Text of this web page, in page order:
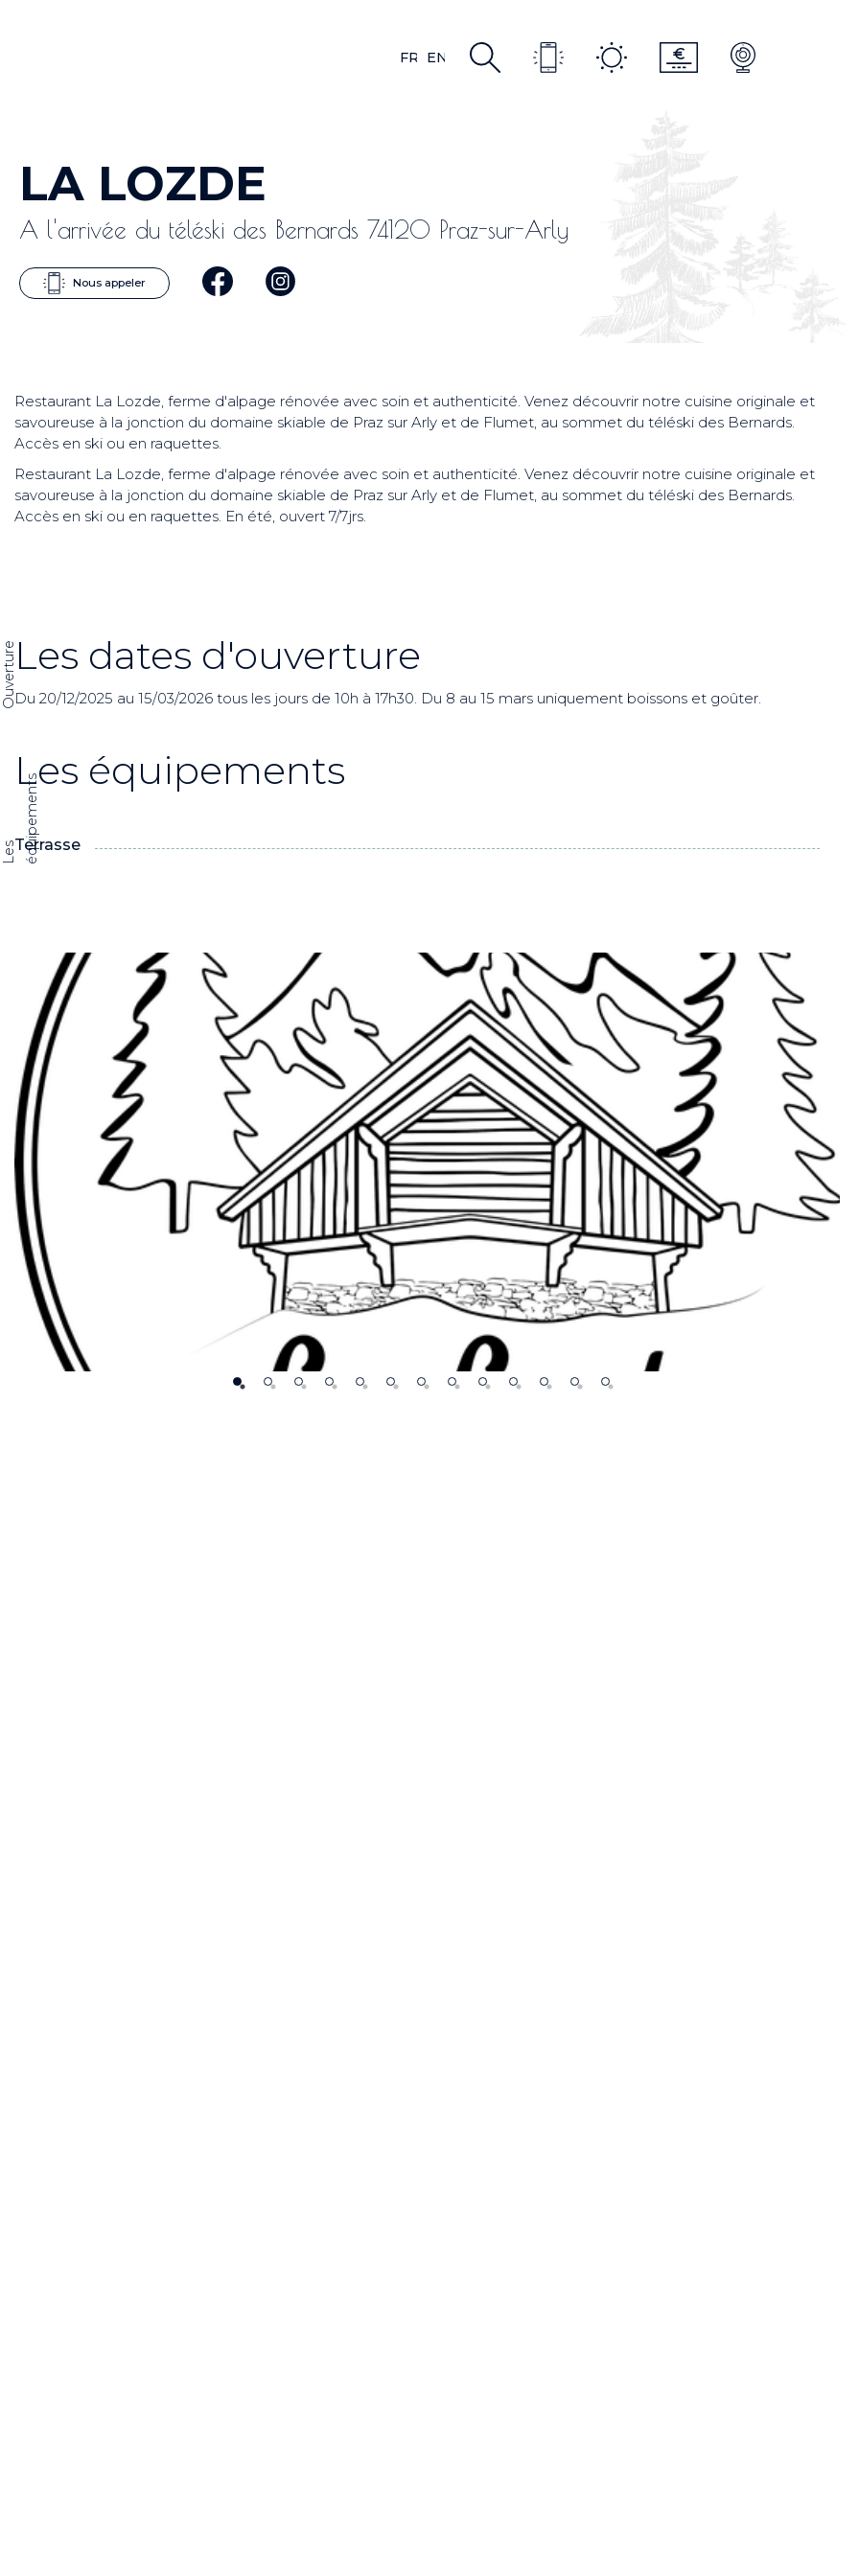
FR FR
EN
LA LOZDE
A l'arrivée du téléski des Bernards 74120 Praz-sur-Arly
Nous appeler
Restaurant La Lozde, ferme d'alpage rénovée avec soin et authenticité. Venez découvrir notre cuisine originale et
savoureuse à la jonction du domaine skiable de Praz sur Arly et de Flumet, au sommet du téléski des Bernards.
Accès en ski ou en raquettes.
Restaurant La Lozde, ferme d'alpage rénovée avec soin et authenticité. Venez découvrir notre cuisine originale et
savoureuse à la jonction du domaine skiable de Praz sur Arly et de Flumet, au sommet du téléski des Bernards.
Accès en ski ou en raquettes. En été, ouvert 7/7jrs.
OuvertureLes dates d'ouverture
Du 20/12/2025 au 15/03/2026 tous les jours de 10h à 17h30. Du 8 au 15 mars uniquement boissons et goûter.
L
e
s
é
q
u
i
p
e
m
e
n
t s
Les équipements
Terrasse